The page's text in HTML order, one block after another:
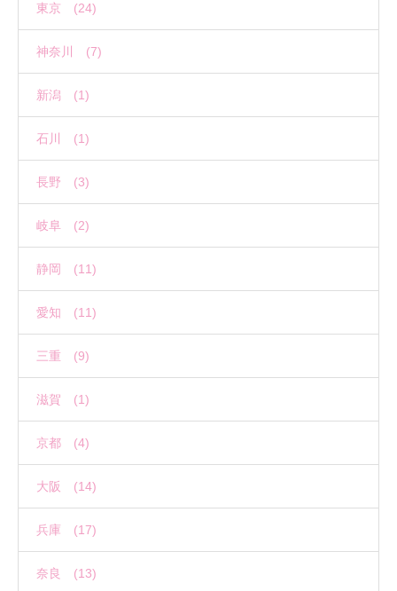
東京 (24)
神奈川 (7)
新潟 (1)
石川 (1)
長野 (3)
岐阜 (2)
静岡 (11)
愛知 (11)
三重 (9)
滋賀 (1)
京都 (4)
大阪 (14)
兵庫 (17)
奈良 (13)